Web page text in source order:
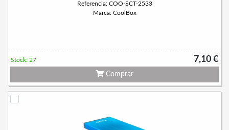
Referencia: COO-SCT-2533
Marca: CoolBox
7,10 €
Stock: 27
Comprar